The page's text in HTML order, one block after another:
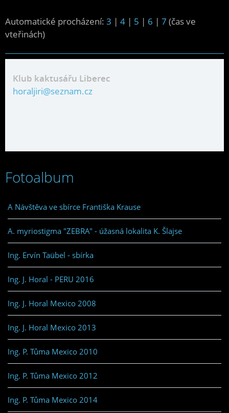
Automatické procházení: 3 | 4 | 5 | 6 | 7 (čas ve
vteřinách)
Klub kaktusářu Liberec
horaljiri@seznam.cz
Fotoalbum
A Návštěva ve sbírce Františka Krause
A. myriostigma "ZEBRA" - úžasná lokalita K. Šlajse
Ing. Ervín Taübel - sbírka
Ing. J. Horal - PERU 2016
Ing. J. Horal Mexico 2008
Ing. J. Horal Mexico 2013
Ing. P. Tůma Mexico 2010
Ing. P. Tůma Mexico 2012
Ing. P. Tůma Mexico 2014